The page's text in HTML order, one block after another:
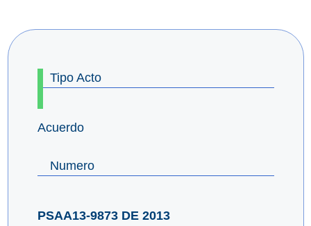
Tipo Acto
Acuerdo
Numero
PSAA13-9873 DE 2013